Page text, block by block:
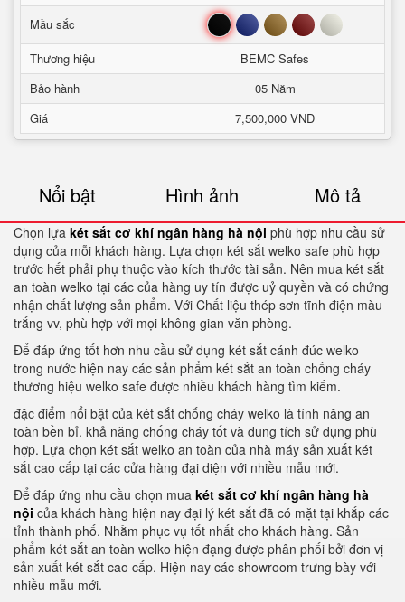
Mầu sắc
Đen Xanh Nâu Đỏ Trắng
Thương hiệu
BEMC Safes
Bảo hành
05 Năm
Giá
7,500,000 VNĐ
Nổi bật Hình ảnh Mô tả
Chọn lựa két sắt cơ khí ngân hàng hà nội phù hợp nhu cầu sử
dụng của mỗi khách hàng. Lựa chọn két sắt welko safe phù hợp
trước hết phải phụ thuộc vào kích thước tài sản. Nên mua két sắt
an toàn welko tại các của hàng uy tín được uỷ quyền và có chứng
nhận chất lượng sản phẩm. Với Chất liệu thép sơn tĩnh điện màu
trắng vv, phù hợp với mọi không gian văn phòng.
Để đáp ứng tốt hơn nhu cầu sử dụng két sắt cánh đúc welko
trong nước hiện nay các sản phẩm két sắt an toàn chống cháy
thương hiệu welko safe được nhiều khách hàng tìm kiếm.
đặc điểm nổi bật của két sắt chống cháy welko là tính năng an
toàn bền bỉ. khả năng chống cháy tốt và dung tích sử dụng phù
hợp. Lựa chọn két sắt welko an toàn của nhà máy sản xuất két
sắt cao cấp tại các cửa hàng đại diện với nhiều mẫu mới.
Để đáp ứng nhu cầu chọn mua két sắt cơ khí ngân hàng hà
nội của khách hàng hiện nay đại lý két sắt đã có mặt tại khắp các
tỉnh thành phố. Nhằm phục vụ tốt nhất cho khách hàng. Sản
phẩm két sắt an toàn welko hiện đạng được phân phối bởi đơn vị
sản xuất két sắt cao cấp. Hiện nay các showroom trưng bày với
nhiều mẫu mới.